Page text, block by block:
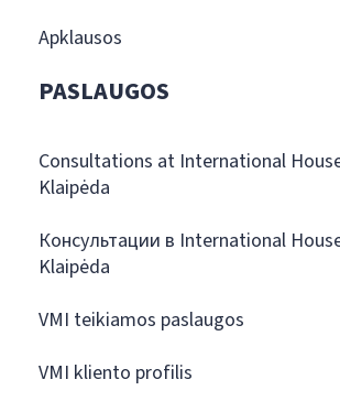
Apklausos
PASLAUGOS
Consultations at International
Klaipėda
Консультации в International
Klaipėda
VMI teikiamos paslaugos
VMI kliento profilis